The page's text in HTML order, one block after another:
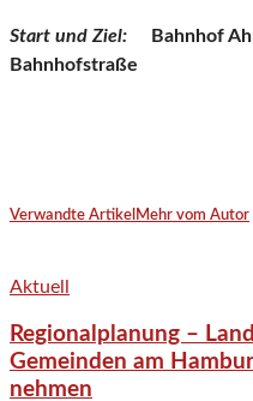
Start und Ziel:
Bahnhof
Bahnhofstraße
Verwandte Artikel Mehr vom Autor
Aktuell
Regionalplanung –
Gemeinden am
nehmen